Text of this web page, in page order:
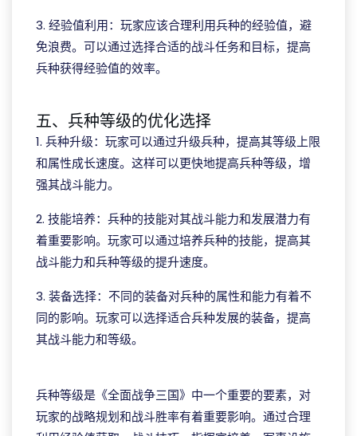
3. 经验值利用：玩家应该合理利用兵种的经验值，避
免浪费。可以通过选择合适的战斗任务和目标，提高
兵种获得经验值的效率。
五、兵种等级的优化选择
1. 兵种升级：玩家可以通过升级兵种，提高其等级上限
和属性成长速度。这样可以更快地提高兵种等级，增
强其战斗能力。
2. 技能培养：兵种的技能对其战斗能力和发展潜力有
着重要影响。玩家可以通过培养兵种的技能，提高其
战斗能力和兵种等级的提升速度。
3. 装备选择：不同的装备对兵种的属性和能力有着不
同的影响。玩家可以选择适合兵种发展的装备，提高
其战斗能力和等级。
兵种等级是《全面战争三国》中一个重要的要素，对
玩家的战略规划和战斗胜率有着重要影响。通过合理